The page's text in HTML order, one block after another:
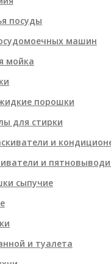
посуды
машин
мойка
порошки
для стирки
и
и
сыпучие
и туалета